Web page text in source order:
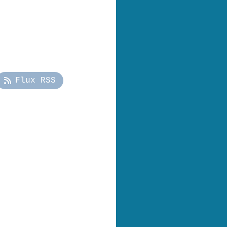
Flux RSS